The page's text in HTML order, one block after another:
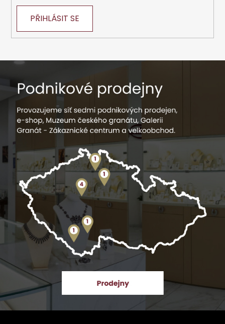
PŘIHLÁSIT SE